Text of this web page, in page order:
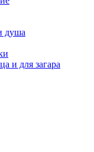
душа
и для загара